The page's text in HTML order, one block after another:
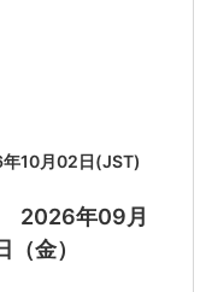
10月02日(JST)
2026年09月
金）